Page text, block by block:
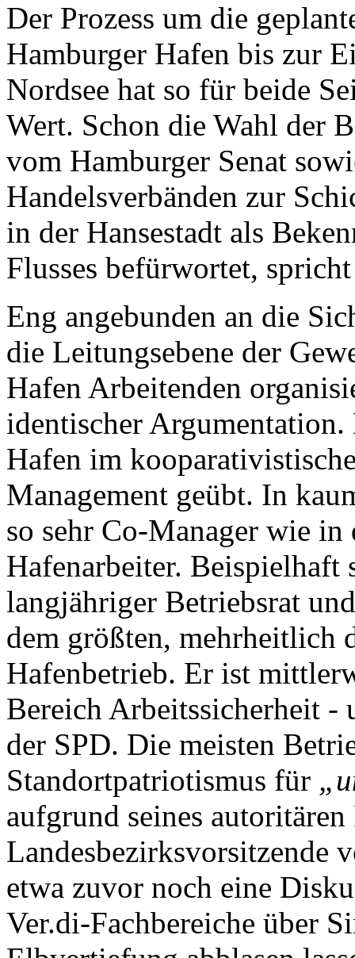
Der Prozess um die
Hamburger Hafen bis zur
Nordsee hat so für beide
Wert. Schon die Wahl der
vom Hamburger Senat
Handelsverbänden zur
in der Hansestadt als
Flusses befürwortet,
Eng angebunden an die
die Leitungsebene der
Hafen Arbeitenden
identischer
Hafen im
Management geübt. In
so sehr Co-Manager wie in
Hafenarbeiter. Beispielhaft
langjähriger Betriebsrat
dem größten, mehrheitlich
Hafenbetrieb. Er ist
Bereich Arbeitssicherheit -
der SPD. Die meisten
Standortpatriotismus für
aufgrund seines
Landesbezirksvorsitzende
etwa zuvor noch eine
Ver.di-Fachbereiche über